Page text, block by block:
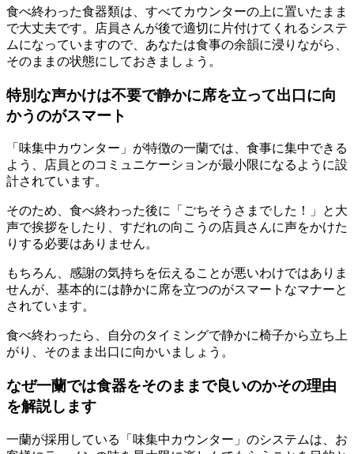
食べ終わった食器類は、すべてカウンターの上に置いたまま
で大丈夫です。
店員さんが後で適切に片付けてくれるシステ
ムになっていますので、あなたは食事の余韻に浸りながら、
そのままの状態にしておきましょう。
特別な声かけは不要で静かに席を立って出口に向
かうのがスマート
「味集中カウンター」が特徴の一蘭では、食事に集中できる
よう、店員とのコミュニケーションが最小限になるように設
計されています。
そのため、食べ終わった後に「ごちそうさまでした！」と大
声で挨拶をしたり、すだれの向こうの店員さんに声をかけた
りする必要はありません。
もちろん、感謝の気持ちを伝えることが悪いわけではありま
せんが、基本的には静かに席を立つのがスマートなマナーと
されています。
食べ終わったら、自分のタイミングで静かに椅子から立ち上
がり、そのまま出口に向かいましょう。
なぜ一蘭では食器をそのままで良いのかその理由
を解説します
一蘭が採用している「味集中カウンター」のシステムは、お